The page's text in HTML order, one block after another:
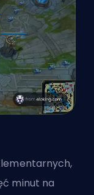
minut na